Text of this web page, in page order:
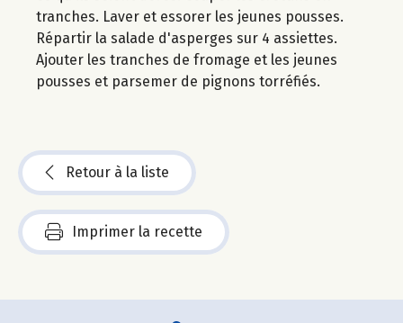
tranches. Laver et essorer les jeunes pousses.
Répartir la salade d'asperges sur 4 assiettes.
Ajouter les tranches de fromage et les jeunes
pousses et parsemer de pignons torréfiés.
Retour à la liste
Imprimer la recette